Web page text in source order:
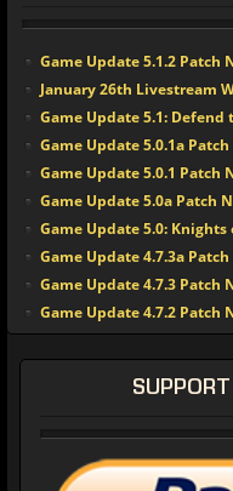
Game Update 5.1.2 Patch
January 26th Livestream
Game Update 5.1: Defend
Game Update 5.0.1a
Game Update 5.0.1 Patch
Game Update 5.0a Patch
Game Update 4.7.3a
Game Update 4.7.3 Patch
Game Update 4.7.2 Patch